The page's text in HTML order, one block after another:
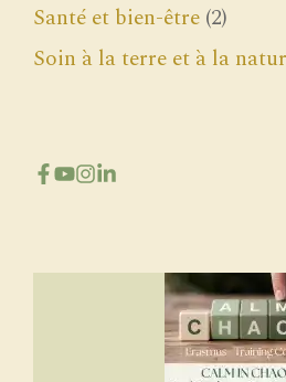
Santé et bien-être (2)
Soin à la terre et à la